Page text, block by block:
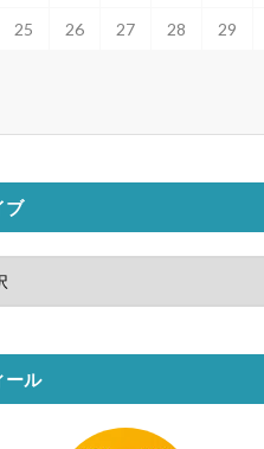
25 26 27 28 29
ブ
ール